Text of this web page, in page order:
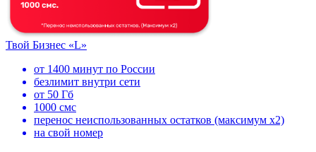
Твой Бизнес «L»
от 1400 минут по России
безлимит внутри сети
от 50 Гб
1000 смс
перенос неиспользованных остатков (максимум х2)
на свой номер